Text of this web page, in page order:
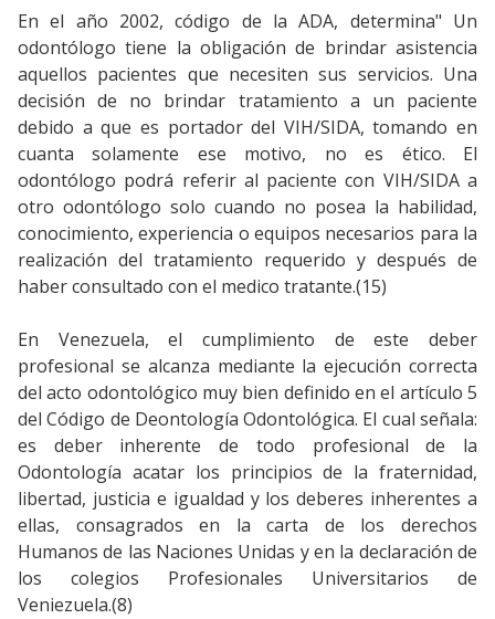
En el año 2002, código de la ADA, determina" Un
odontólogo tiene la obligación de brindar asistencia
aquellos pacientes que necesiten sus servicios. Una
decisión de no brindar tratamiento a un paciente
debido a que es portador del VIH/SIDA, tomando en
cuanta solamente ese motivo, no es ético. El
odontólogo podrá referir al paciente con VIH/SIDA a
otro odontólogo solo cuando no posea la habilidad,
conocimiento, experiencia o equipos necesarios para la
realización del tratamiento requerido y después de
haber consultado con el medico tratante.(15)
En Venezuela, el cumplimiento de este deber
profesional se alcanza mediante la ejecución correcta
del acto odontológico muy bien definido en el artículo 5
del Código de Deontología Odontológica. El cual señala:
es deber inherente de todo profesional de la
Odontología acatar los principios de la fraternidad,
libertad, justicia e igualdad y los deberes inherentes a
ellas, consagrados en la carta de los derechos
Humanos de las Naciones Unidas y en la declaración de
los colegios Profesionales Universitarios de
Veniezuela.(8)